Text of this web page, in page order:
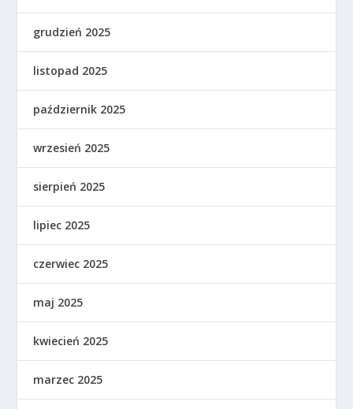
grudzień 2025
listopad 2025
październik 2025
wrzesień 2025
sierpień 2025
lipiec 2025
czerwiec 2025
maj 2025
kwiecień 2025
marzec 2025